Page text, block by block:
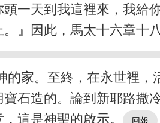
頭一天到我這裡來，我
』因此，馬太十六章十
家。至終，在永世裡
石造的。論到新耶路撒
這是神聖的啟示。